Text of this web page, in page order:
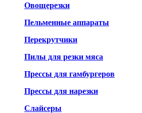
Овощерезки
Пельменные аппараты
Перекрутчики
Пилы для резки мяса
Прессы для гамбургеров
Прессы для нарезки
Слайсеры